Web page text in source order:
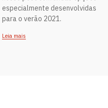
especialmente desenvolvidas
para o verão 2021.
Leia mais